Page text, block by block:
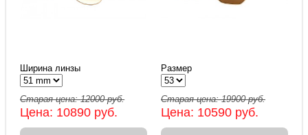
Ширина линзы
Старая цена:12000руб.
Цена: 10890 руб.
Размер
Старая цена:19900руб.
Цена: 10590 руб.